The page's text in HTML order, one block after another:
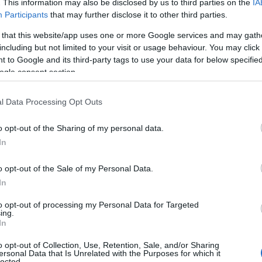
This information may also be disclosed by us to third parties on the
Participants that may further disclose it to other third parties.
that this website/app uses one or more Google services and may
but not limited to your visit or usage behaviour. You may
to Google and its third-party tags to use your data for below
consent section.
Data Processing Opt Outs
opt-out of the Sharing of my personal data.
opt-out of the Sale of my Personal Data.
opt-out of processing my Personal Data for Targeted
opt-out of Collection, Use, Retention, Sale, and/or Sharing
Data that Is Unrelated with the Purposes for which it
15 Σεπτεμβρίου, ενημερώθηκε η Λιμενική
ενός ερασιτεχνικού σκάφους ελληνικής
από το νησί της Μεγαλόνησου
παρατηρήθηκε εισροή υδάτων.
αποβιβάστηκαν σε δυτική παραλία του
καθώς το σκάφος βρισκόταν κοντά στην
σκάφος του Λιμενικού Σώματος και το
παροχή συνδρομής. Με την συνοδεία τους,
με ασφάλεια στο λιμάνι του Μαρμαρίου.
Ο